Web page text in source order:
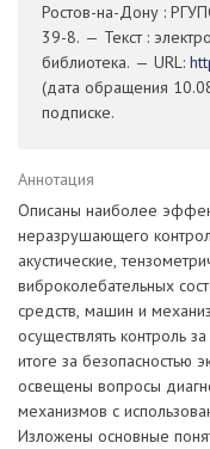
Ростов-на-Дону :
39-8. — Текст :
библиотека. — URL:
(дата обращения
подписке.
Аннотация
Описаны наиболее
неразрушающего
акустические,
виброколебательных
средств, машин и
осуществлять контроль
итоге за безопасностью
освещены вопросы
механизмов с
Изложены основные